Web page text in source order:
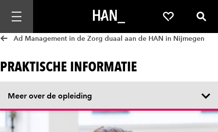
Mobiele navigatie openen Favorieten
Ad Management in de Zorg duaal aan de HAN in Nijmegen
PRAKTISCHE INFORMATIE
Meer over de opleiding